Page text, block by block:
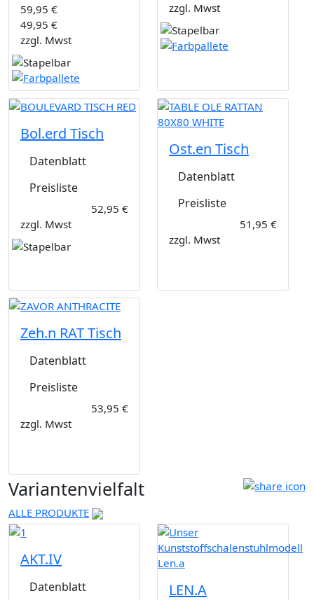
59,95 €
49,95 €
zzgl. Mwst
zzgl. Mwst
Bol.erd Tisch
Datenblatt
Preisliste
52,95 €
zzgl. Mwst
Ost.en Tisch
Datenblatt
Preisliste
51,95 €
zzgl. Mwst
Zeh.n RAT Tisch
Datenblatt
Preisliste
53,95 €
zzgl. Mwst
Variantenvielfalt
ALLE PRODUKTE
AKT.IV
Datenblatt
LEN.A